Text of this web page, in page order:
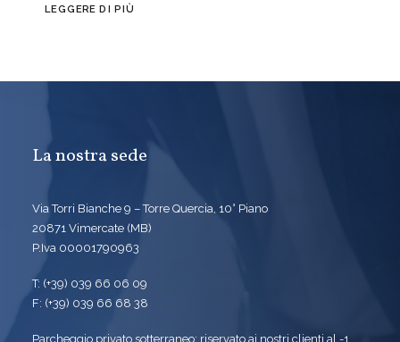
LEGGERE DI PIÙ
La nostra sede
Via Torri Bianche 9 – Torre Quercia, 10° Piano
20871 Vimercate (MB)
P.Iva 00001790963
T: (+39) 039 66 06 09
F: (+39) 039 66 68 38
Parcheggio privato sotterraneo: riservato ai nostri clienti al -1